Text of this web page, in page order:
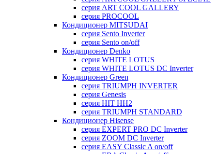
серия ART COOL GALLERY
серия PROCOOL
Кондиционер MITSUDAI
серия Sento Inverter
серия Sento on/off
Кондиционер Denko
серия WHITE LOTUS
серия WHITE LOTUS DC Inverter
Кондиционер Green
серия TRIUMPH INVERTER
серия Genesis
серия HIT HH2
серия TRIUMPH STANDARD
Кондиционер Hisense
серия EXPERT PRO DC Inverter
серия ZOOM DC Inverter
серия EASY Classic A on/off